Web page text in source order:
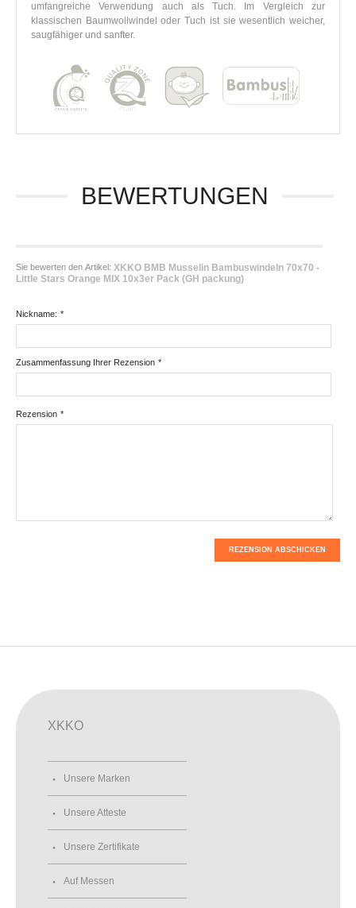
umfangreiche Verwendung auch als Tuch. Im Vergleich zur
klassischen Baumwollwindel oder Tuch ist sie wesentlich weicher,
saugfähiger und sanfter.
BEWERTUNGEN
Sie bewerten den Artikel: XKKO BMB Musselin Bambuswindeln 70x70 -
Little Stars Orange MIX 10x3er Pack (GH packung)
*
Nickname:
*
Zusammenfassung Ihrer Rezension
*
Rezension
REZENSION ABSCHICKEN
XKKO
Unsere Marken
Unsere Atteste
Unsere Zertifikate
Auf Messen